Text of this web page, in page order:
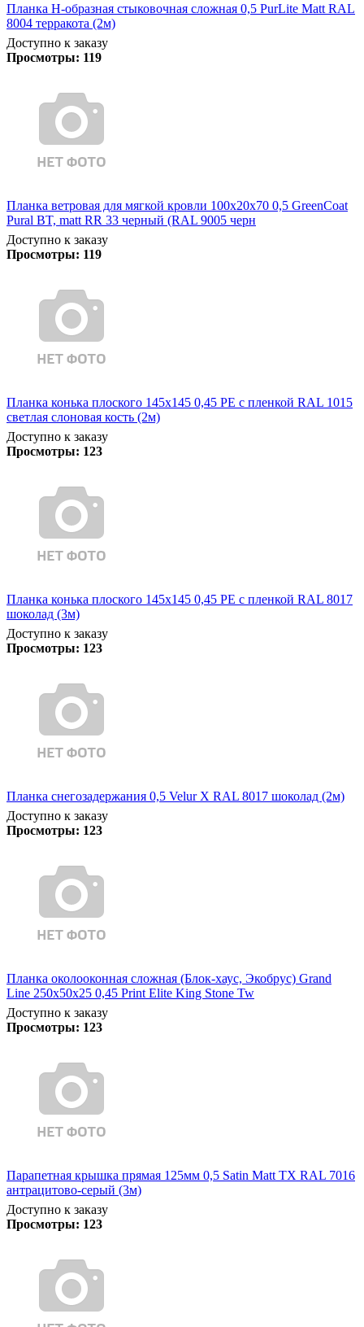
Планка Н-образная стыковочная сложная 0,5 PurLite Matt RAL
8004 терракота (2м)
Доступно к заказу
Просмотры: 119
Планка ветровая для мягкой кровли 100х20х70 0,5 GreenCoat
Pural BT, matt RR 33 черный (RAL 9005 черн
Доступно к заказу
Просмотры: 119
Планка конька плоского 145х145 0,45 PE с пленкой RAL 1015
светлая слоновая кость (2м)
Доступно к заказу
Просмотры: 123
Планка конька плоского 145х145 0,45 PE с пленкой RAL 8017
шоколад (3м)
Доступно к заказу
Просмотры: 123
Планка снегозадержания 0,5 Velur X RAL 8017 шоколад (2м)
Доступно к заказу
Просмотры: 123
Планка околооконная сложная (Блок-хаус, Экобрус) Grand
Line 250х50х25 0,45 Print Elite King Stone Tw
Доступно к заказу
Просмотры: 123
Парапетная крышка прямая 125мм 0,5 Satin Matt TX RAL 7016
антрацитово-серый (3м)
Доступно к заказу
Просмотры: 123